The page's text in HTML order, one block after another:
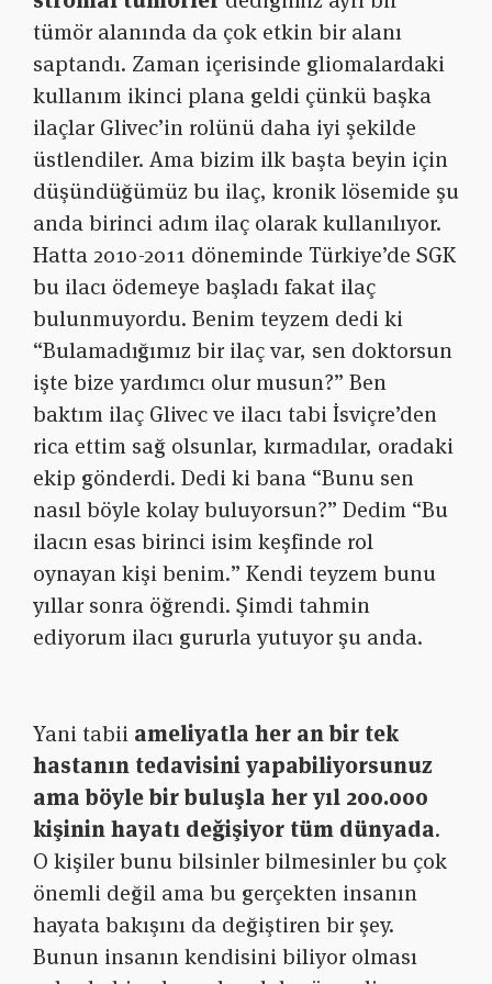
tümör alanında da çok etkin bir alanı
saptandı. Zaman içerisinde gliomalardaki
kullanım ikinci plana geldi çünkü başka
ilaçlar Glivec’in rolünü daha iyi şekilde
üstlendiler. Ama bizim ilk başta beyin için
düşündüğümüz bu ilaç, kronik lösemide şu
anda birinci adım ilaç olarak kullanılıyor.
Hatta 2010-2011 döneminde Türkiye’de SGK
bu ilacı ödemeye başladı fakat ilaç
bulunmuyordu. Benim teyzem dedi ki
“Bulamadığımız bir ilaç var, sen doktorsun
işte bize yardımcı olur musun?” Ben
baktım ilaç Glivec ve ilacı tabi İsviçre’den
rica ettim sağ olsunlar, kırmadılar, oradaki
ekip gönderdi. Dedi ki bana “Bunu sen
nasıl böyle kolay buluyorsun?” Dedim “Bu
ilacın esas birinci isim keşfinde rol
oynayan kişi benim.” Kendi teyzem bunu
yıllar sonra öğrendi. Şimdi tahmin
ediyorum ilacı gururla yutuyor şu anda.
Yani tabii ameliyatla her an bir tek
hastanın tedavisini yapabiliyorsunuz
ama böyle bir buluşla her yıl 200.000
kişinin hayatı değişiyor tüm dünyada.
O kişiler bunu bilsinler bilmesinler bu çok
önemli değil ama bu gerçekten insanın
hayata bakışını da değiştiren bir şey.
Bunun insanın kendisini biliyor olması